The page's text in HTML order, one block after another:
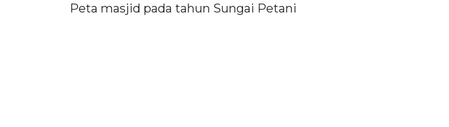
Peta masjid pada tahun Sungai Petani